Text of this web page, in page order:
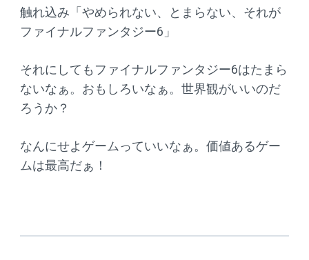
触れ込み「やめられない、とまらない、それが
ファイナルファンタジー6」
それにしてもファイナルファンタジー6はたまら
ないなぁ。おもしろいなぁ。世界観がいいのだ
ろうか？
なんにせよゲームっていいなぁ。価値あるゲー
ムは最高だぁ！